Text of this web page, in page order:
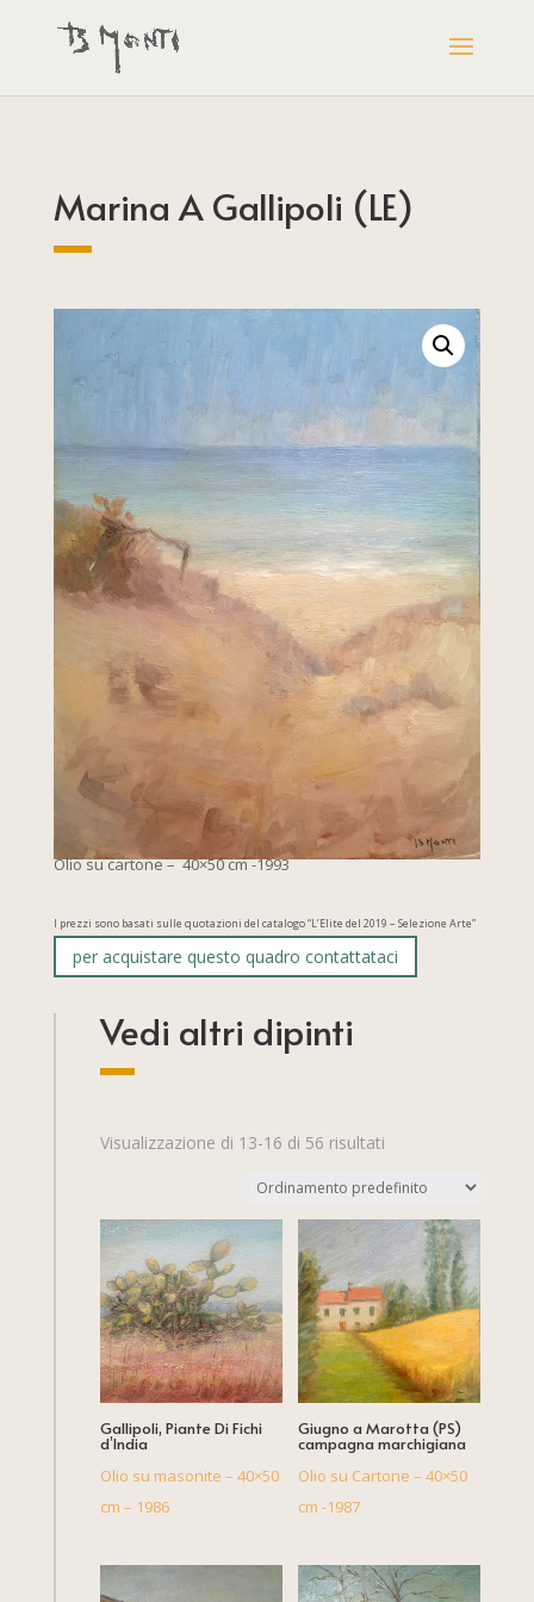
Marina A Gallipoli (LE)
Olio su cartone – 40×50 cm -1993
I prezzi sono basati sulle quotazioni del catalogo “L’Elite del 2019 – Selezione Arte”
per acquistare questo quadro contattataci
Vedi altri dipinti
Visualizzazione di 13-16 di 56 risultati
Gallipoli, Piante Di Fichi
d’India
Olio su masonite – 40×50
cm – 1986
Giugno a Marotta (PS)
campagna marchigiana
Olio su Cartone – 40×50
cm -1987